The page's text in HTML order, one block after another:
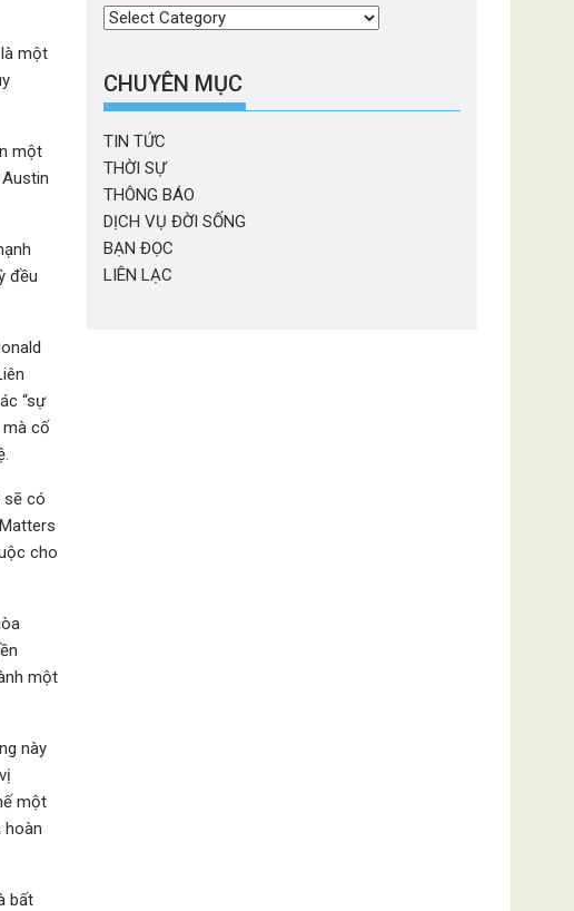
một
một
đều
“sự
mà cố
sẽ có
cho
một
này
một
hoàn
bất
Chọn
mục
CHUYÊN MỤC
TIN TỨC
THỜI SỰ
THÔNG BÁO
DỊCH VỤ ĐỜI SỐNG
BẠN ĐỌC
LIÊN LẠC